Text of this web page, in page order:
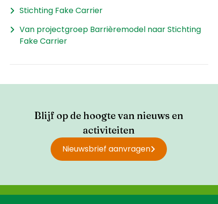
Stichting Fake Carrier
Van projectgroep Barrièremodel naar Stichting
Fake Carrier
Blijf op de hoogte van nieuws en
activiteiten
Nieuwsbrief aanvragen